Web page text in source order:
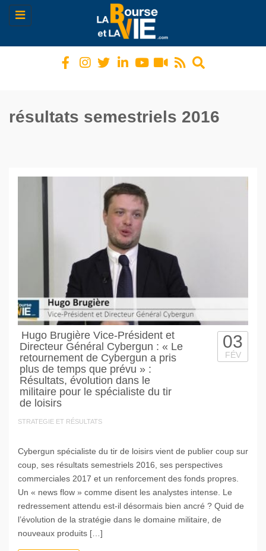
Toggle
navigation
résultats semestriels 2016
Hugo Brugière Vice-Président et
Directeur Général Cybergun : « Le
retournement de Cybergun a pris
plus de temps que prévu » :
Résultats, évolution dans le
militaire pour le spécialiste du tir
de loisirs
STRATEGIE ET RÉSULTATS
03
FÉV
Cybergun spécialiste du tir de loisirs vient de publier coup sur
coup, ses résultats semestriels 2016, ses perspectives
commerciales 2017 et un renforcement des fonds propres.
Un « news flow » comme disent les analystes intense. Le
redressement attendu est-il désormais bien ancré ? Quid de
l’évolution de la stratégie dans le domaine militaire, de
nouveaux produits […]